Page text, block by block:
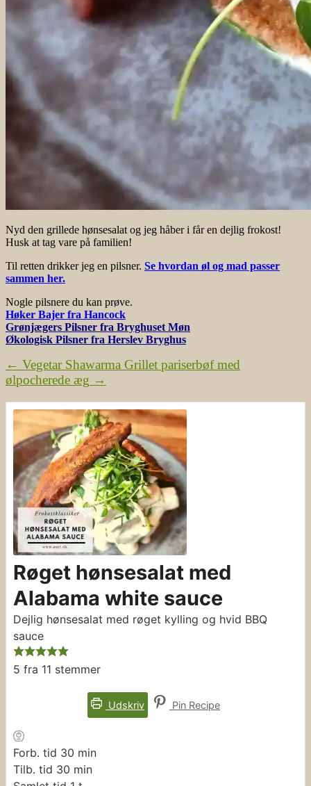
Nyd den grillede hønsesalat og jeg håber i får en dejlig frokost!
Husk at tag vare på familien!
Til retten drikker jeg en pilsner. Se hvordan øl og mad passer
sammen her.
Nogle pilsnere du kan prøve.
Høker Bajer fra Hancock
Grønjægers Pilsner fra Bryghuset Møn
Økologisk Pilsner fra Herslev Bryghus
← Vegetar Shawarma Grillet pariserbøf med
ølpocherede æg →
Røget hønsesalat med
Alabama white sauce
Dejlig hønsesalat med røget kylling og hvid BBQ
sauce
5 fra 11 stemmer
Udskriv Pin Recipe
Forb. tid 30 minutter
min
Tilb. tid 30 minutter
min